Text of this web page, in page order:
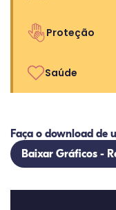
Proteção
Saúde
Faça o download de
Baixar Gráficos -